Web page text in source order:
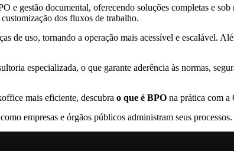
e gestão documental, oferecendo soluções completas e
dos fluxos de trabalho.
de uso, tornando a operação mais acessível e escalável.
especializada, o que garante aderência às normas,
mais eficiente, descubra o que é BPO na prática com a
empresas e órgãos públicos administram seus processos.